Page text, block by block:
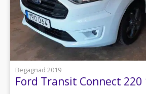
1
Begagnad 2019
Ford Transit Connect 220